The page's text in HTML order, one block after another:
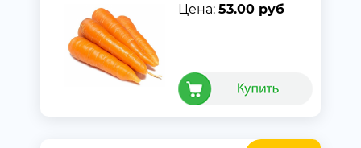
Цена: 53.00 руб